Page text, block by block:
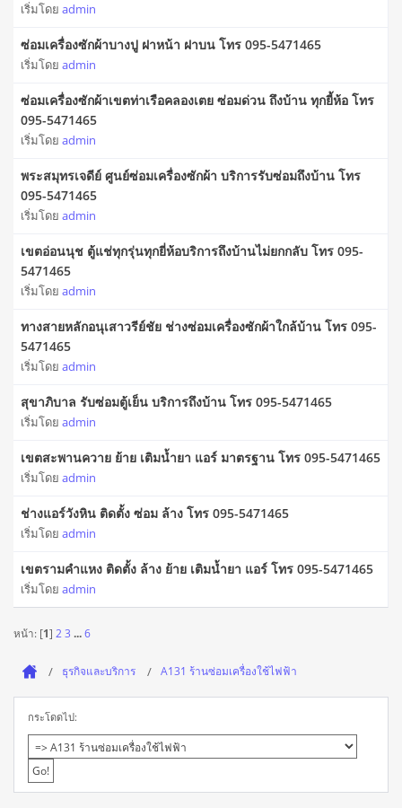
เริ่มโดย admin
ซ่อมเครื่องซักผ้าบางปู ฝาหน้า ฝาบน โทร 095-5471465
เริ่มโดย admin
ซ่อมเครื่องซักผ้าเขตท่าเรือคลองเตย ซ่อมด่วน ถึงบ้าน ทุกยี้ห้อ โทร
095-5471465
เริ่มโดย admin
พระสมุทรเจดีย์ ศูนย์ซ่อมเครื่องซักผ้า บริการรับซ่อมถึงบ้าน โทร
095-5471465
เริ่มโดย admin
เขตอ่อนนุช ตู้แช่ทุกรุ่นทุกยี่ห้อบริการถึงบ้านไม่ยกกลับ โทร 095-
5471465
เริ่มโดย admin
ทางสายหลักอนุเสาวรีย์ชัย ช่างซ่อมเครื่องซักผ้าใกล้บ้าน โทร 095-
5471465
เริ่มโดย admin
สุขาภิบาล รับซ่อมตู้เย็น บริการถึงบ้าน โทร 095-5471465
เริ่มโดย admin
เขตสะพานควาย ย้าย เติมน้ำยา แอร์ มาตรฐาน โทร 095-5471465
เริ่มโดย admin
ช่างแอร์วังหิน ติดตั้ง ซ่อม ล้าง โทร 095-5471465
เริ่มโดย admin
เขตรามคำแหง ติดตั้ง ล้าง ย้าย เติมน้ำยา แอร์ โทร 095-5471465
เริ่มโดย admin
หน้า: [1] 23 ...6
ธุรกิจและบริการ A131 ร้านซ่อมเครื่องใช้ไฟฟ้า
กระโดดไป: